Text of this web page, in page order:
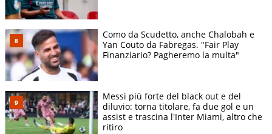
Como da Scudetto, anche Chalobah e
Yan Couto da Fabregas. "Fair Play
Finanziario? Pagheremo la multa"
Messi più forte del black out e del
diluvio: torna titolare, fa due gol e un
assist e trascina l'Inter Miami, altro che
ritiro